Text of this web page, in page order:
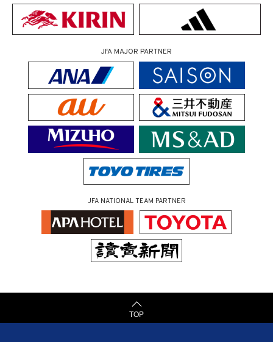
JFA MAJOR PARTNER
JFA NATIONAL TEAM PARTNER
TOP